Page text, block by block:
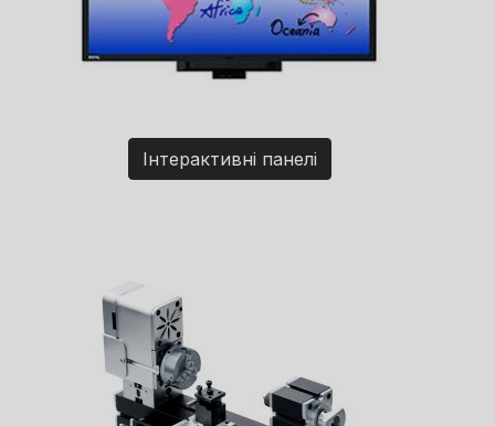
Інтерактивні панелі